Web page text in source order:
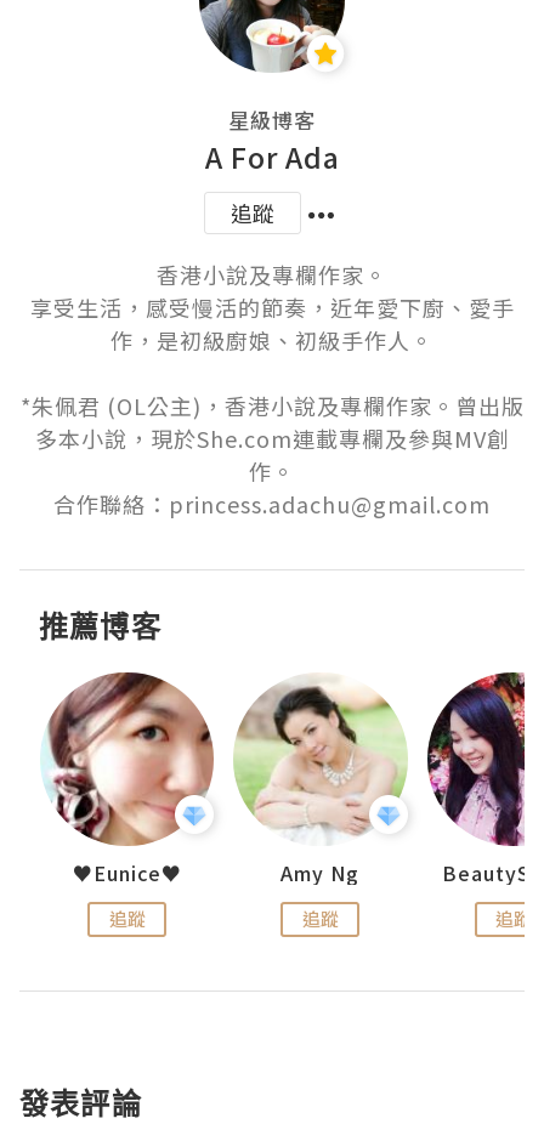
星級博客
A For Ada
追蹤
香港小說及專欄作家。
享受生活，感受慢活的節奏，近年愛下廚、愛手
作，是初級廚娘、初級手作人。
*朱佩君 (OL公主)，香港小說及專欄作家。曾出版
多本小說，現於She.com連載專欄及參與MV創
作。
合作聯絡：princess.adachu@gmail.com
推薦博客
♥Eunice♥
追蹤
Amy Ng
追蹤 追蹤
發表評論